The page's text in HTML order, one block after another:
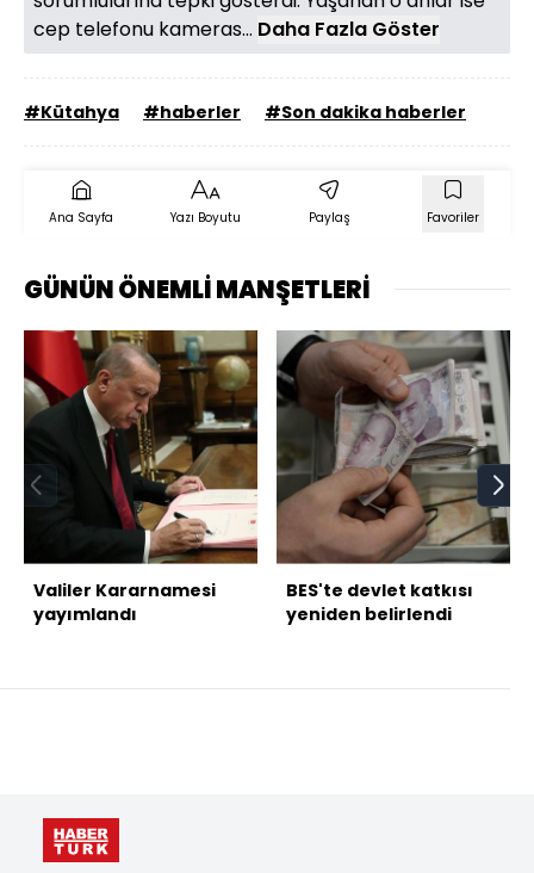
cep telefonu kameras... Daha Fazla Göster
#Kütahya #haberler #Son dakika haberler
Ana Sayfa Yazı Boyutu Paylaş Favoriler
GÜNÜN ÖNEMLİ MANŞETLERİ
Valiler Kararnamesi
yayımlandı
BES'te devlet katkısı
yeniden belirlendi